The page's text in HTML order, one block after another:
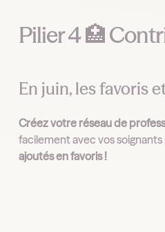
Pilier 4 🏥
En juin, les favoris
Créez votre réseau de
facilement avec vos
ajoutés en favoris !